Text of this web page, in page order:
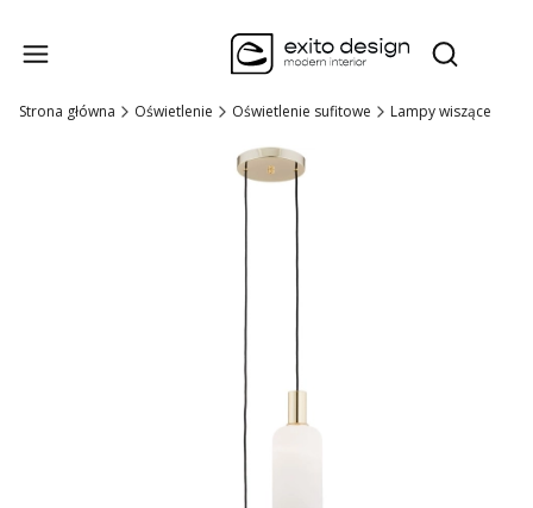
Otwórz
Strona główna Oświetlenie Oświetlenie sufitowe Lampy wiszące